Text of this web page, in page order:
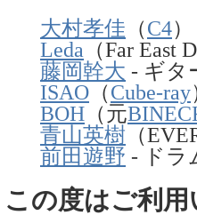
大村孝佳 （C4
Leda （Far East
藤岡幹大 - ギタ
ISAO （Cube-ray
BOH （元
青山英樹 （
前田遊野 - ドラ
この度はご利